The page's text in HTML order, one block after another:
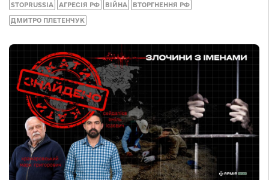
STOPRUSSIA АГРЕСІЯ РФ ВІЙНА ВТОРГНЕННЯ РФ
ДМИТРО ПЛЕТЕНЧУК